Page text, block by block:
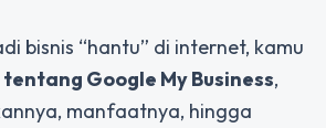
bisnis “hantu” di internet, kamu
tentang Google My Business,
manfaatnya, hingga